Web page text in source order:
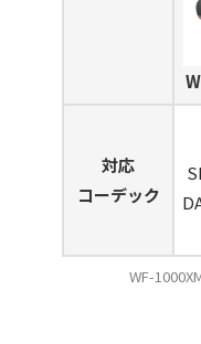
対応
コーデック
WF-